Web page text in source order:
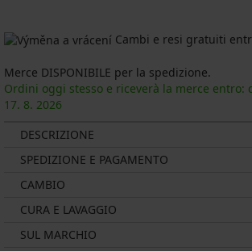
Cambi e resi gratuiti
Merce DISPONIBILE per la spedizione.
Ordini oggi stesso e riceverà la merce entro:
17. 8. 2026
DESCRIZIONE
SPEDIZIONE E PAGAMENTO
CAMBIO
CURA E LAVAGGIO
SUL MARCHIO